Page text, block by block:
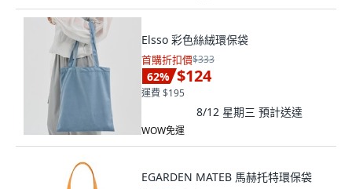
Elsso 彩色絲絨環保袋
首購折扣價$333
62% $124
運費 $195
8/12 星期三 預計送達
WOW免運
EGARDEN MATEB 馬赫托特環保袋